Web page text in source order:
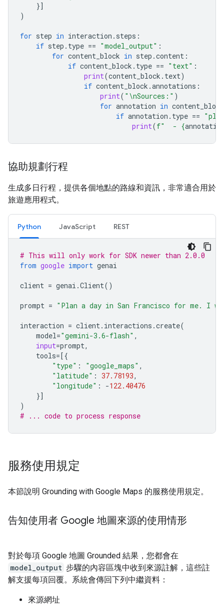
}]
)
for step in interaction . steps :
if step . type == "model_output" :
for content_block in step .content :
if content_block . type == "text" :
print(content_block . text)
if content_block .annotations :
print( " \nSources:" )
for annotation in content_block
if annotation . type ==
print(f"  - {
協助規劃行程
生成多日行程，提供各個地點的路線和資訊，非常適合用於
旅遊應用程式。
Python JavaScript REST
# This will only work for SDK newer than 2.0.0
from google import genai
client = genai .Client()
prompt = "Plan a day in San Francisco for me. I
interaction = client. interactions .create(
model="gemini-3.6-flash" ,
input=prompt,
tools=[{
"type" : "google_maps" ,
"latitude" : 37.78193,
"longitude" : -122.40476
}]
)
# ... code to process response
服務使用規定
本節說明 Grounding with Google Maps 的服務使用規定。
告知使用者 Google 地圖來源的使用情形
對於每項 Google 地圖 Grounded 結果，您都會在
model_output 步驟的內容區塊中收到來源註解，這些註
解支援每項回覆。系統會傳回下列中繼資料：
來源網址